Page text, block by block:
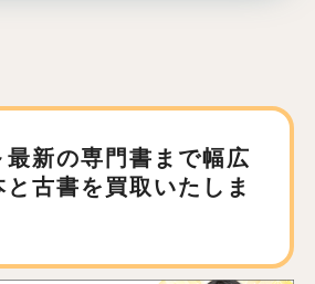
最新の専門書まで幅広
古書を買取いたしま